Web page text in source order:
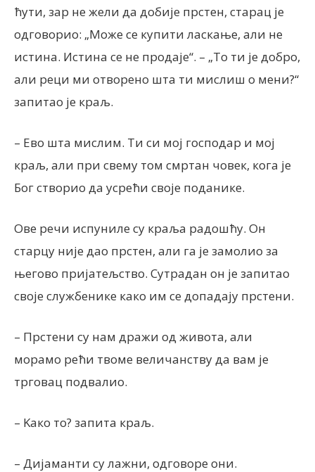
ћути, зар не жели да добије прстен, старац је
одговорио: „Може се купити ласкање, али не
истина. Истина се не продаје“. – „То ти је добро,
али реци ми отворено шта ти мислиш о мени?“
запитао је краљ.
– Ево шта мислим. Ти си мој господар и мој
краљ, али при свему том смртан човек, кога је
Бог створио да усрећи своје поданике.
Ове речи испуниле су краља радошћу. Он
старцу није дао прстен, али га је замолио за
његово пријатељство. Сутрадан он је запитао
своје службенике како им се допадају прстени.
– Прстени су нам дражи од живота, али
морамо рећи твоме величанству да вам је
трговац подвалио.
– Kако то? запита краљ.
– Дијаманти су лажни, одговоре они.